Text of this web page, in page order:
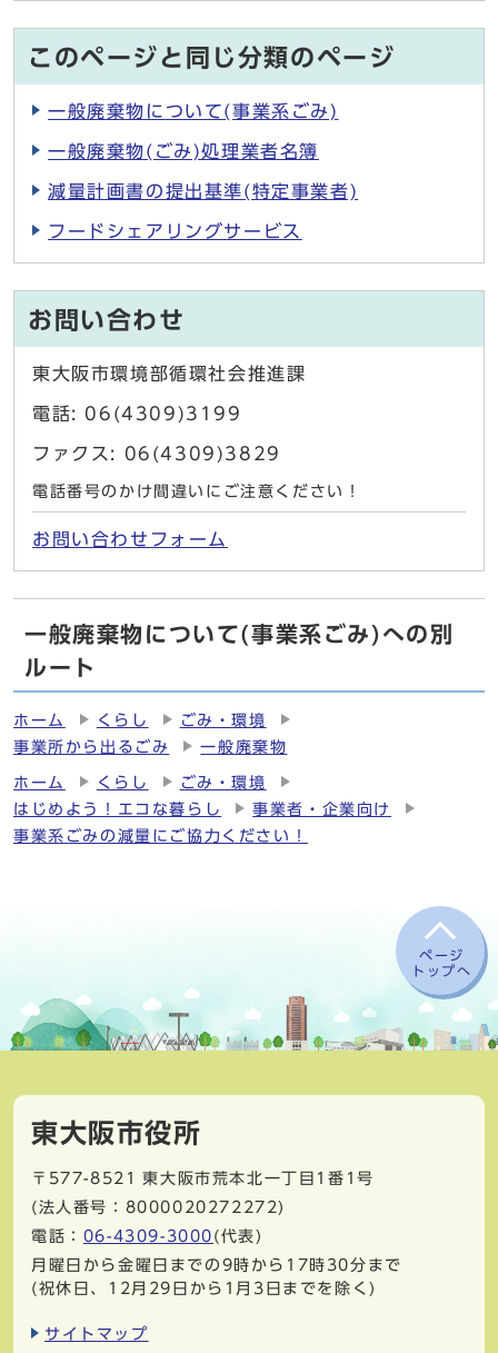
このページと同じ分類のページ
一般廃棄物について(事業系ごみ)
一般廃棄物(ごみ)処理業者名簿
減量計画書の提出基準(特定事業者)
フードシェアリングサービス
お問い合わせ
東大阪市環境部循環社会推進課
電話: 06(4309)3199
ファクス: 06(4309)3829
電話番号のかけ間違いにご注意ください！
お問い合わせフォーム
一般廃棄物について(事業系ごみ)への別
ルート
ホーム くらし
ごみ・環境
事業所から出るごみ
一般廃棄物
ホーム くらし
ごみ・環境
はじめよう！エコな暮らし
事業者・企業向け
事業系ごみの減量にご協力ください！
ページ
トップへ
東大阪市役所
〒577-8521
東大阪市荒本北一丁目1番1号
(法人番号：8000020272272)
電話： 06-4309-3000 (代表)
月曜日から金曜日までの9時から17時30分まで
(祝休日、12月29日から1月3日までを除く)
サイトマップ